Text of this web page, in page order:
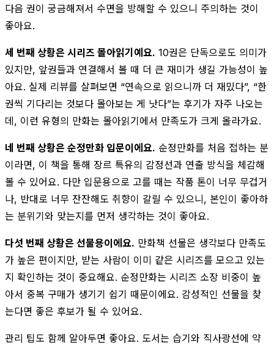
다음 권이 궁금해져서 수면을 방해할 수 있으니 주의하는 것이
좋아요.
세 번째 상황은 시리즈 몰아읽기예요. 10권은 단독으로도 의미가
있지만, 앞권들과 연결해서 볼 때 더 큰 재미가 생길 가능성이 높
아요. 실제 리뷰를 살펴보면 “연속으로 읽으니까 더 재밌다”, “한
권씩 기다리는 것보다 몰아보는 게 낫다”는 후기가 자주 나오는
데, 이런 유형의 만화는 몰아읽기에서 만족도가 크게 올라가요.
네 번째 상황은 순정만화 입문이에요. 순정만화를 처음 접하는 분
이라면, 이 책을 통해 장르 특유의 감정선과 연출 방식을 체감해
볼 수 있어요. 다만 입문용으로 고를 때는 작품 톤이 너무 무겁거
나, 반대로 너무 잔잔해도 취향이 갈릴 수 있으니, 본인이 좋아하
는 분위기와 맞는지를 먼저 생각하는 것이 좋아요.
다섯 번째 상황은 선물용이에요. 만화책 선물은 생각보다 만족도
가 높은 편이지만, 받는 사람이 이미 같은 시리즈를 모으고 있는
지 확인하는 것이 중요해요. 순정만화는 시리즈 소장 비중이 높
아서 중복 구매가 생기기 쉽기 때문이에요. 감성적인 선물을 찾
는다면 좋은 후보가 될 수 있어요.
관리 팁도 함께 알아두면 좋아요. 도서는 습기와 직사광선에 약